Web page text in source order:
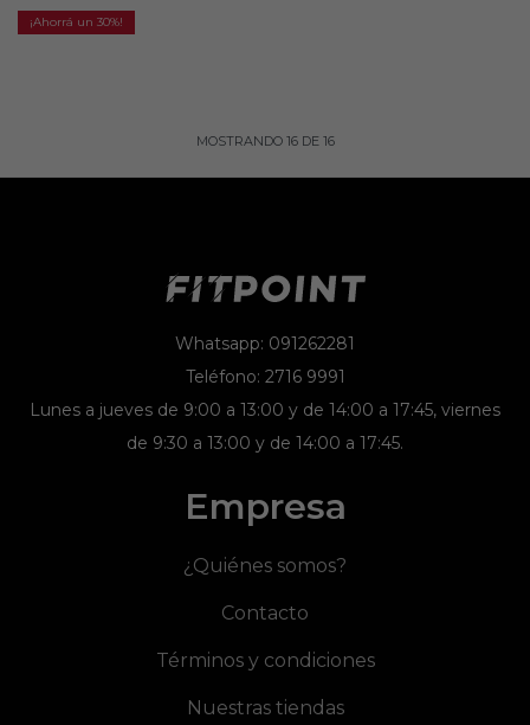
30
MOSTRANDO 16DE 16
Whatsapp: 091262281
Teléfono: 2716 9991
Lunes a jueves de 9:00 a 13:00 y de 14:00 a 17:45, viernes
de 9:30 a 13:00 y de 14:00 a 17:45.
Empresa
¿Quiénes somos?
Contacto
Términos y condiciones
Nuestras tiendas